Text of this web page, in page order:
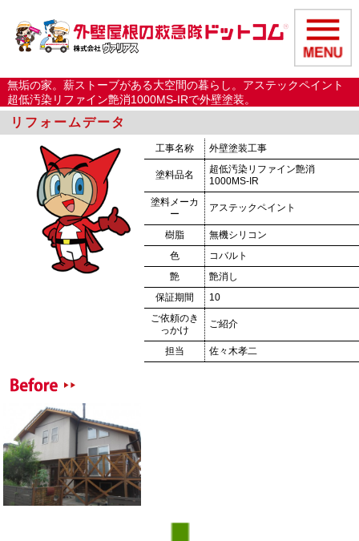
無垢の家。薪ストーブがある大空間の暮らし。アステックペイント
超低汚染リファイン艶消1000MS-IRで外壁塗装。
リフォームデータ
工事名称 外壁塗装工事
塗料品名
超低汚染リファイン艶消
1000MS-IR
塗料メーカ
ー
アステックペイント
樹脂
無機シリコン
色
コバルト
艶
艶消し
保証期間
10
ご依頼のき
っかけ
ご紹介
担当 佐々木孝二